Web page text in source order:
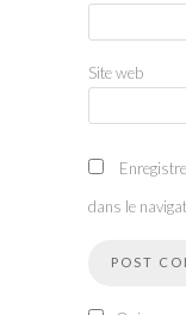
Site web
dans le